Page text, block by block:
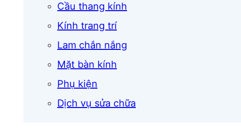
Cầu thang kính
Kính trang trí
Lam chắn nắng
Mặt bàn kính
Phụ kiện
Dịch vụ sửa chữa